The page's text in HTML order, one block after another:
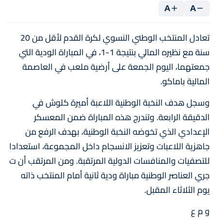
A
A
تعادل المنتخب الوطني النسوي لكرة القدم لأقل من 20
سنة مع نظيره المالي بنتيجة 1-1، في المباراة الودية التي
جمعتهما، اليوم الجمعة على أرضية ملعب في العاصمة
المالية باماكو.
وسجل هدف النخبة الوطنية اللاعبة أميرة كلوش في
الدقيقة الرابعة. وتندرج هذه المباراة ضمن المعسكر
الإعدادي الذي تخوضه النخبة الوطنية، بهدف الرفع من
جاهزية اللاعبات وتعزيز الانسجام داخل المجموعة، استعدادا
للتصفيات والمنافسات الدولية المرتقبة. ومن المرتقب أن ت
جري العناصر الوطنية مباراة ودية ثانية أمام المنتخب ذاته
يوم الثلاثاء المقبل.
و م ع